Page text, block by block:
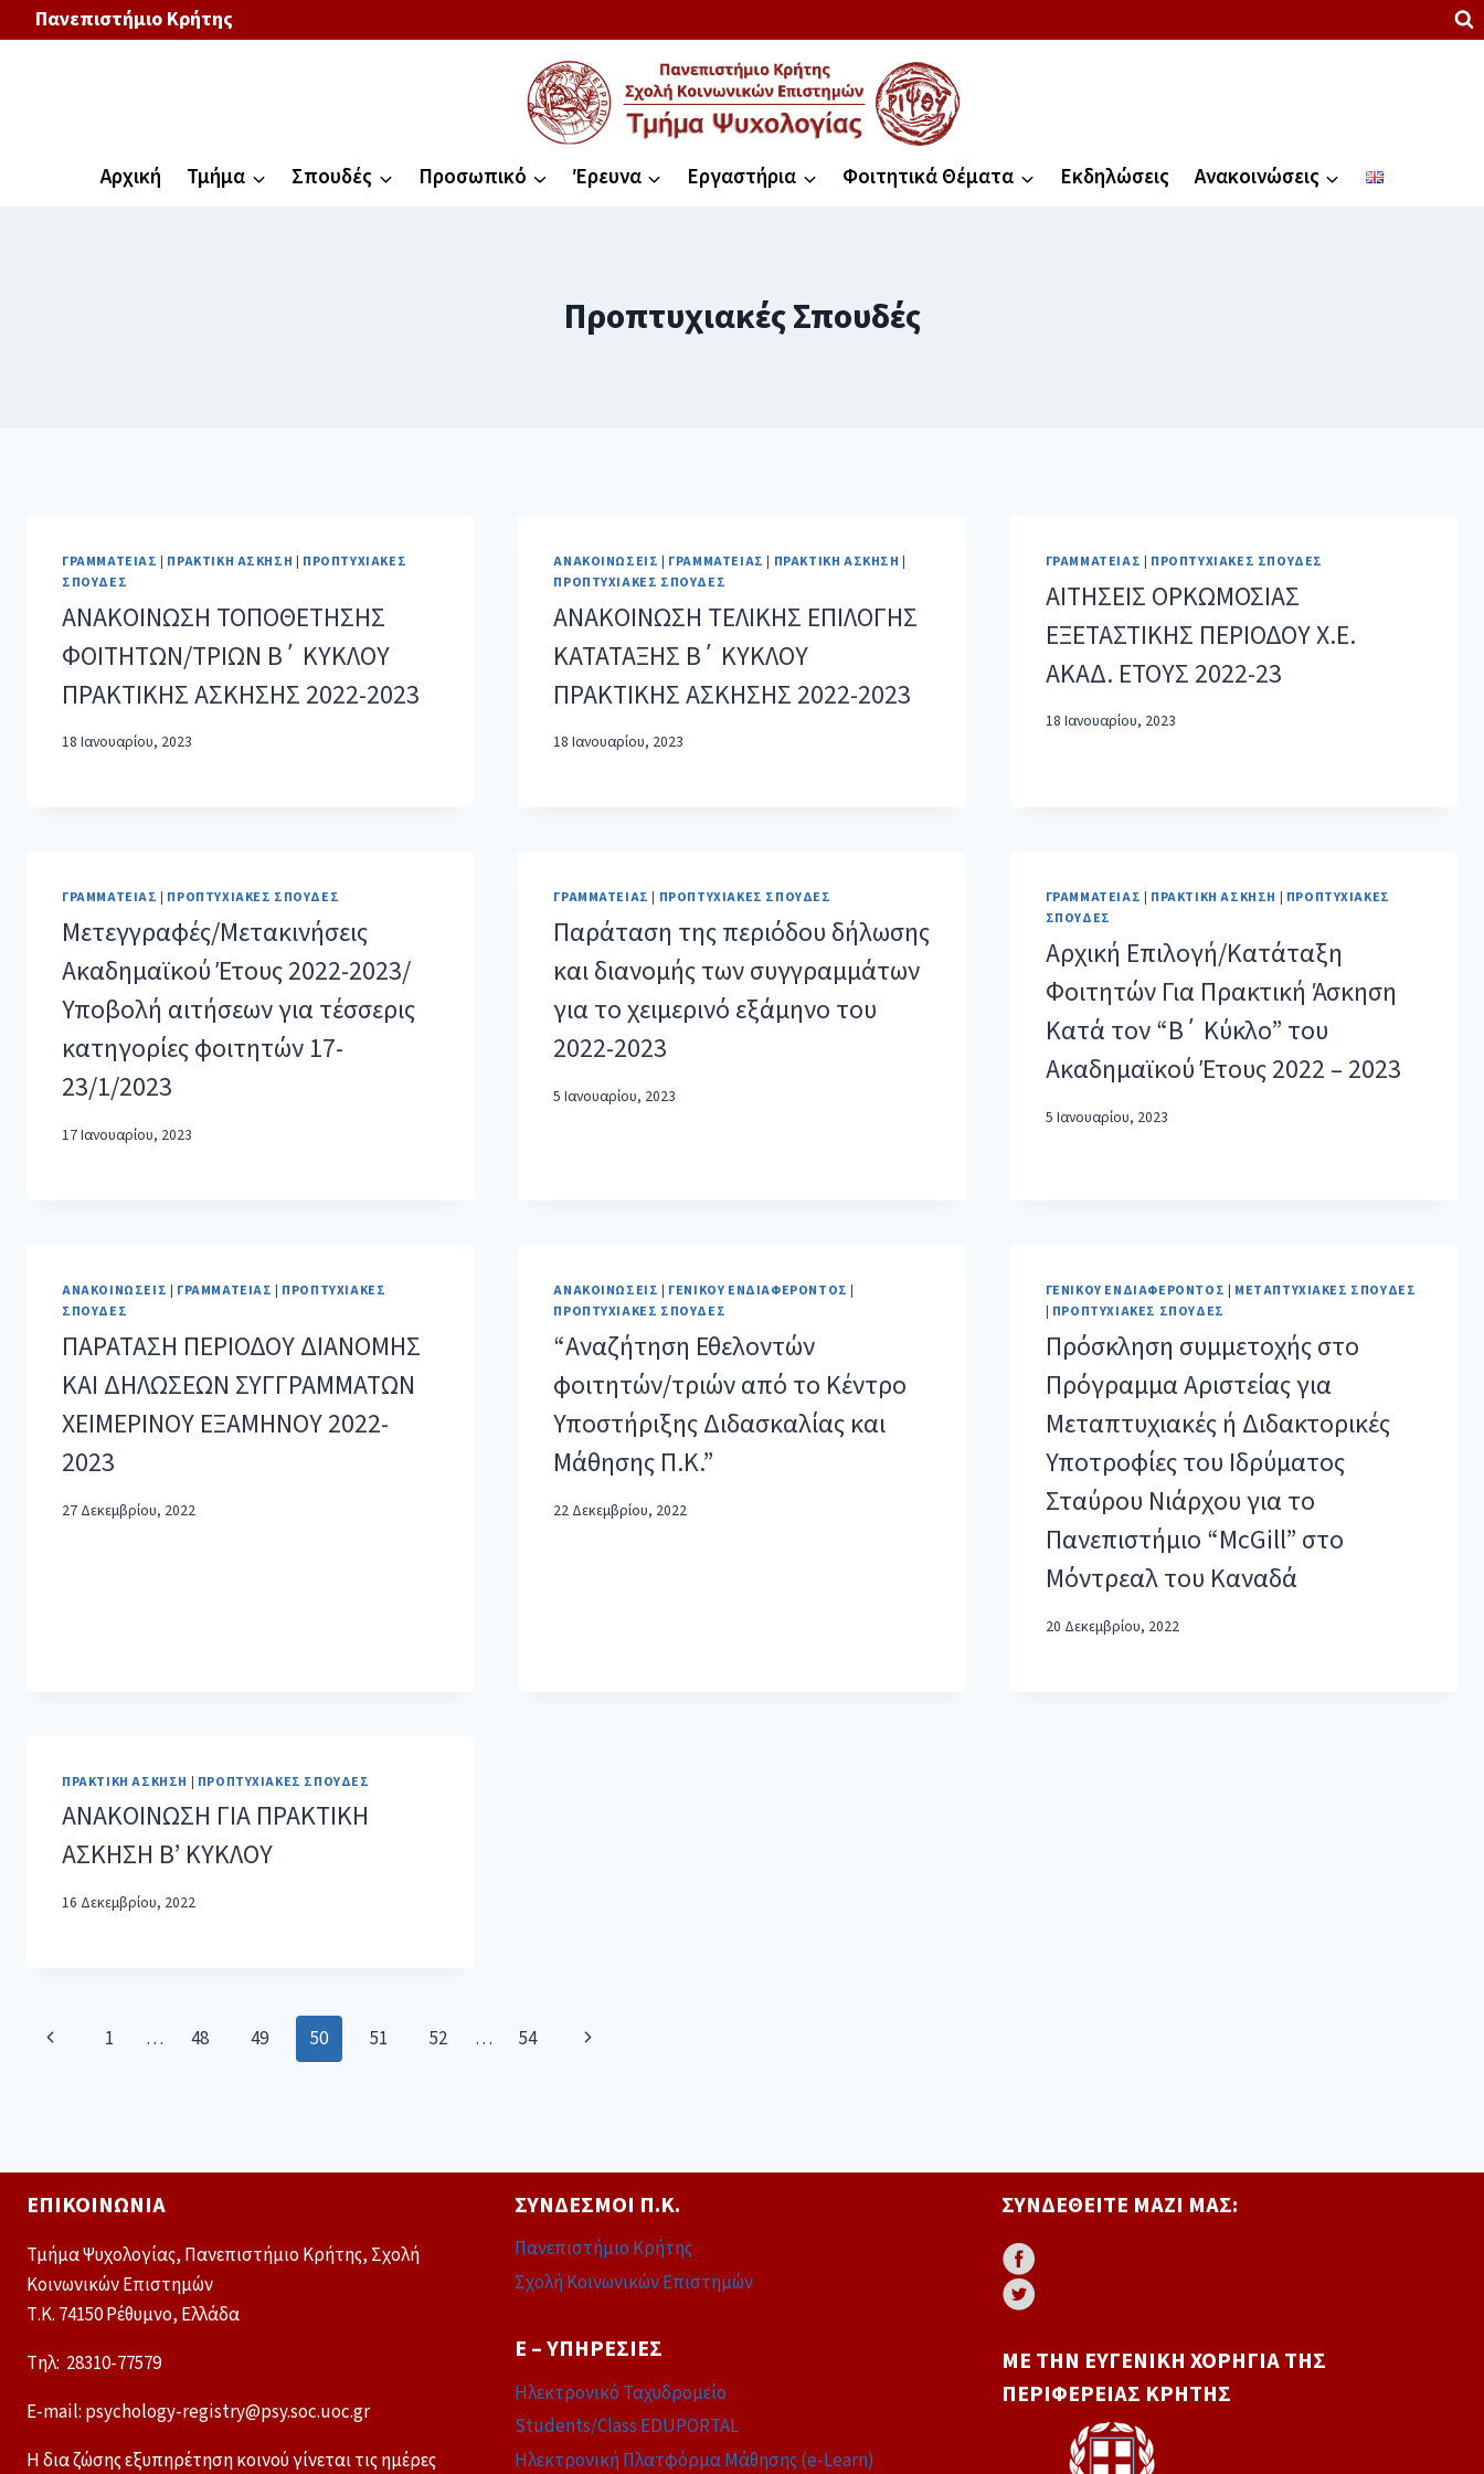
Πανεπιστήμιο Κρήτης
Αρχική Τμήμα Σπουδές Προσωπικό Έρευνα Εργαστήρια Φοιτητικά Θέματα Εκδηλώσεις Ανακοινώσεις
Προπτυχιακές Σπουδές
ΓΡΑΜΜΑΤΕΊΑΣ | ΠΡΑΚΤΙΚΉ ΆΣΚΗΣΗ | ΠΡΟΠΤΥΧΙΑΚΈΣ
ΣΠΟΥΔΈΣ
ΑΝΑΚΟΙΝΩΣΗ ΤΟΠΟΘΕΤΗΣΗΣ
ΦΟΙΤΗΤΩΝ/ΤΡΙΩΝ Β΄ ΚΥΚΛΟΥ
ΠΡΑΚΤΙΚΗΣ ΑΣΚΗΣΗΣ 2022-2023
18 Ιανουαρίου, 2023
ΑΝΑΚΟΙΝΏΣΕΙΣ | ΓΡΑΜΜΑΤΕΊΑΣ | ΠΡΑΚΤΙΚΉ ΆΣΚΗΣΗ |
ΠΡΟΠΤΥΧΙΑΚΈΣ ΣΠΟΥΔΈΣ
ΑΝΑΚΟΙΝΩΣΗ ΤΕΛΙΚΗΣ ΕΠΙΛΟΓΗΣ
ΚΑΤΑΤΑΞΗΣ Β΄ ΚΥΚΛΟΥ
ΠΡΑΚΤΙΚΗΣ ΑΣΚΗΣΗΣ 2022-2023
18 Ιανουαρίου, 2023
ΓΡΑΜΜΑΤΕΊΑΣ | ΠΡΟΠΤΥΧΙΑΚΈΣ ΣΠΟΥΔΈΣ
ΑΙΤΗΣΕΙΣ ΟΡΚΩΜΟΣΙΑΣ
ΕΞΕΤΑΣΤΙΚΗΣ ΠΕΡΙΟΔΟΥ Χ.Ε.
ΑΚΑΔ. ΕΤΟΥΣ 2022-23
18 Ιανουαρίου, 2023
ΓΡΑΜΜΑΤΕΊΑΣ ΠΡΟΠΤΥΧΙΑΚΈΣ ΣΠΟΥΔΈΣ
Μετεγγραφές/Μετακινήσεις
Ακαδημαϊκού Έτους 2022-2023/
Υποβολή αιτήσεων για τέσσερις
κατηγορίες φοιτητών 17-
23/1/2023
17 Ιανουαρίου, 2023
ΓΡΑΜΜΑΤΕΊΑΣ ΠΡΟΠΤΥΧΙΑΚΈΣ ΣΠΟΥΔΈΣ
Παράταση της περιόδου δήλωσης
και διανομής των συγγραμμάτων
για το χειμερινό εξάμηνο του
2022-2023
5 Ιανουαρίου, 2023
ΓΡΑΜΜΑΤΕΊΑΣ ΠΡΑΚΤΙΚΉ ΆΣΚΗΣΗ
ΠΡΟΠΤΥΧΙΑΚΈΣ
ΣΠΟΥΔΈΣ
Αρχική Επιλογή/Κατάταξη
Φοιτητών Για Πρακτική Άσκηση
Κατά τον “Β΄ Κύκλο” του
Ακαδημαϊκού Έτους 2022 – 2023
5 Ιανουαρίου, 2023
ΑΝΑΚΟΙΝΏΣΕΙΣ | ΓΡΑΜΜΑΤΕΊΑΣ | ΠΡΟΠΤΥΧΙΑΚΈΣ
ΣΠΟΥΔΈΣ
ΠΑΡΑΤΑΣΗ ΠΕΡΙΟΔΟΥ ΔΙΑΝΟΜΗΣ
ΚΑΙ ΔΗΛΩΣΕΩΝ ΣΥΓΓΡΑΜΜΑΤΩΝ
ΧΕΙΜΕΡΙΝΟΥ ΕΞΑΜΗΝΟΥ 2022-
2023
27 Δεκεμβρίου, 2022
ΑΝΑΚΟΙΝΏΣΕΙΣ | ΓΕΝΙΚΟΎ ΕΝΔΙΑΦΈΡΟΝΤΟΣ |
ΠΡΟΠΤΥΧΙΑΚΈΣ ΣΠΟΥΔΈΣ
“Αναζήτηση Εθελοντών
φοιτητών/τριών από το Κέντρο
Υποστήριξης Διδασκαλίας και
Μάθησης Π.Κ.”
22 Δεκεμβρίου, 2022
ΓΕΝΙΚΟΎ ΕΝΔΙΑΦΈΡΟΝΤΟΣ | ΜΕΤΑΠΤΥΧΙΑΚΈΣ ΣΠΟΥΔΈΣ
| ΠΡΟΠΤΥΧΙΑΚΈΣ ΣΠΟΥΔΈΣ
Πρόσκληση συμμετοχής στο
Πρόγραμμα Αριστείας για
Μεταπτυχιακές ή Διδακτορικές
Υποτροφίες του Ιδρύματος
Σταύρου Νιάρχου για το
Πανεπιστήμιο “McGill” στο
Μόντρεαλ του Καναδά
20 Δεκεμβρίου, 2022
ΠΡΑΚΤΙΚΉ ΆΣΚΗΣΗ | ΠΡΟΠΤΥΧΙΑΚΈΣ ΣΠΟΥΔΈΣ
ΑΝΑΚΟΙΝΩΣΗ ΓΙΑ ΠΡΑΚΤΙΚΗ
ΑΣΚΗΣΗ Β’ ΚΥΚΛΟΥ
16 Δεκεμβρίου, 2022
1 … 48 49 50 51 52 … 54
ΕΠΙΚΟΙΝΩΝΊΑ
Τμήμα Ψυχολογίας, Πανεπιστήμιο Κρήτης, Σχολή
Κοινωνικών Επιστημών
Τ.Κ. 74150 Ρέθυμνο, Ελλάδα
Tηλ: 28310-77579
E-mail: psychology-registry@psy.soc.uoc.gr
Η δια ζώσης εξυπηρέτηση κοινού γίνεται τις ημέρες
ΣΎΝΔΕΣΜΟΙ Π.Κ.
Πανεπιστήμιο Κρήτης
Σχολή Κοινωνικών Επιστημών
E – ΥΠΗΡΕΣΊΕΣ
Ηλεκτρονικό Ταχυδρομείο
Students/Class EDUPORTAL
Ηλεκτρονική Πλατφόρμα Μάθησης (e-Learn)
ΣΥΝΔΕΘΕΊΤΕ ΜΑΖΊ ΜΑΣ:
ΜΕ ΤΗΝ ΕΥΓΕΝΙΚΉ ΧΟΡΗΓΊΑ ΤΗΣ
ΠΕΡΙΦΈΡΕΙΑΣ ΚΡΉΤΗΣ